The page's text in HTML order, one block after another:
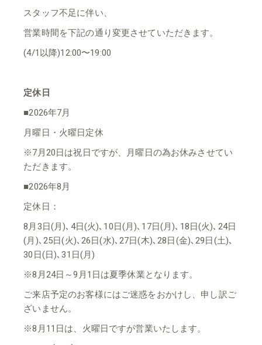
スタッフ不足に伴い、
営業時間を下記の通り変更させていただきます。
(4/1以降)12:00〜19:00
定休日
■2026年7月
月曜日・火曜日定休
※7月20日は祝日ですが、月曜日の為お休みさせてい
ただきます。
■2026年8月
定休日：
8月3日(月)､4日(火)､10日(月)､17日(月)､18日(火)､24日
(月)､25日(火)､26日(水)､27日(木)､28日(金)､29日(土)､
30日(日)､31日(月)
※8月24日～9月1日は夏季休業となります。
ご来店予定のお客様にはご迷惑をおかけし、申し訳ご
ざいません。
※8月11日は、火曜日ですが営業いたします。